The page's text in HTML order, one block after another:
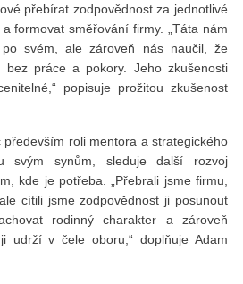
přebírat zodpovědnost za jednotlivé
formovat směřování firmy. „Táta nám
svém, ale zároveň nás naučil, že
bez práce a pokory. Jeho zkušenosti
popisuje prožitou zkušenost
především roli mentora a strategického
svým synům, sleduje další rozvoj
kde je potřeba. „Přebrali jsme firmu,
cítili jsme zodpovědnost ji posunout
rodinný charakter a zároveň
udrží v čele oboru,“ doplňuje Adam